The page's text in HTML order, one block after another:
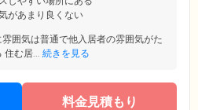
があまり良くない
囲気は普通で他入居者の雰囲気がた
住む居... 続きを見る
料金見積もり